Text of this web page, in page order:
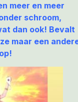
meer en meer
schroom,
dan ook! Bevalt
maar een